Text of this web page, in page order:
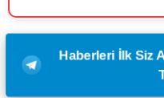
Haberleri İlk Siz